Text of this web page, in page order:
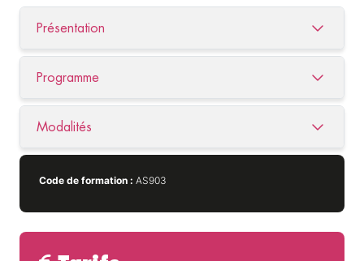
Présentation
Programme
Modalités
Code de formation : AS903